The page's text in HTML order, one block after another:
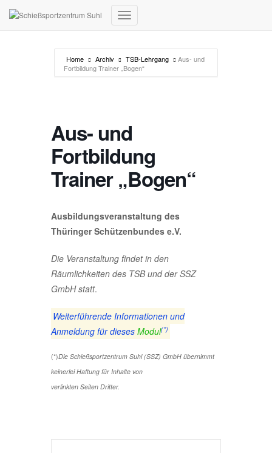
Navigation umschalten
Home Archiv TSB-Lehrgang
Aus- und
Fortbildung Trainer „Bogen“
Aus- und
Fortbildung
Trainer „Bogen“
Ausbildungsveranstaltung des
Thüringer Schützenbundes e.V.
Die Veranstaltung findet in den
Räumlichkeiten des TSB und der SSZ
GmbH statt.
Weiterführende Informationen und
Anmeldung für dieses Modul(*)
(*)Die Schießsportzentrum Suhl (SSZ) GmbH übernimmt
keinerlei Haftung für Inhalte von
verlinkten Seiten Dritter.